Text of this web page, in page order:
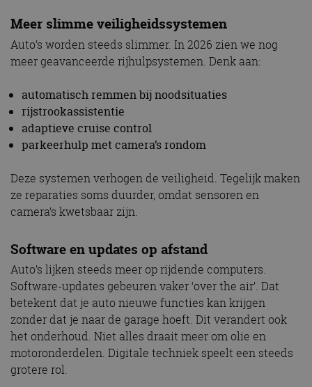
Meer slimme veiligheidssystemen
Auto’s worden steeds slimmer. In 2026 zien we nog
meer geavanceerde rijhulpsystemen. Denk aan:
automatisch remmen bij noodsituaties
rijstrookassistentie
adaptieve cruise control
parkeerhulp met camera’s rondom
Deze systemen verhogen de veiligheid. Tegelijk maken
ze reparaties soms duurder, omdat sensoren en
camera’s kwetsbaar zijn.
Software en updates op afstand
Auto’s lijken steeds meer op rijdende computers.
Software-updates gebeuren vaker ‘over the air’. Dat
betekent dat je auto nieuwe functies kan krijgen
zonder dat je naar de garage hoeft. Dit verandert ook
het onderhoud. Niet alles draait meer om olie en
motoronderdelen. Digitale techniek speelt een steeds
grotere rol.